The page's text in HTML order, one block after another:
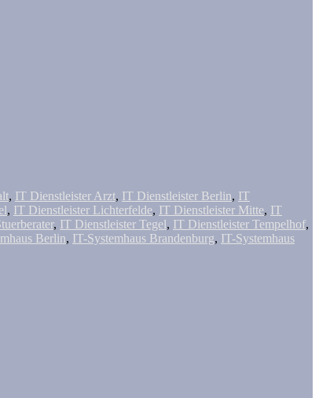
, IT Dienstleister Arzt, IT Dienstleister Berlin, IT
, IT Dienstleister Lichterfelde, IT Dienstleister Mitte, IT
, IT Dienstleister Tegel, IT Dienstleister Tempelhof,
Berlin, IT-Systemhaus Brandenburg, IT-Systemhaus